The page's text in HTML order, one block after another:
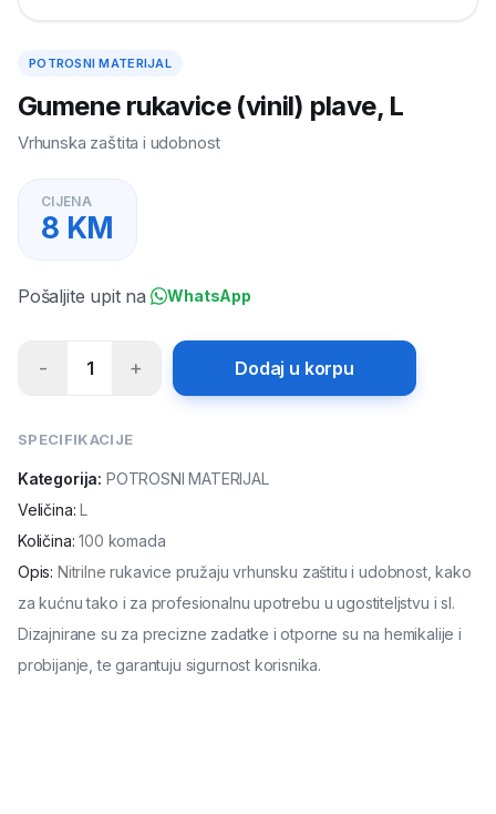
POTROSNI MATERIJAL
Gumene rukavice (vinil) plave, L
Vrhunska zaštita i udobnost
CIJENA
8 KM
Pošaljite upit na WhatsApp
- 1 + Dodaj u korpu
SPECIFIKACIJE
Kategorija: POTROSNI MATERIJAL
Veličina: L
Količina: 100 komada
Opis: Nitrilne rukavice pružaju vrhunsku zaštitu i udobnost, kako
za kućnu tako i za profesionalnu upotrebu u ugostiteljstvu i sl.
Dizajnirane su za precizne zadatke i otporne su na hemikalije i
probijanje, te garantuju sigurnost korisnika.